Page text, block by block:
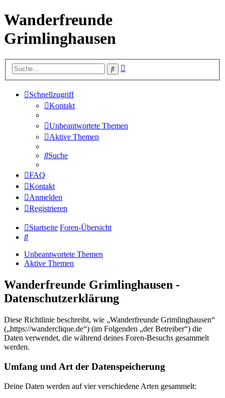
Wanderfreunde
Grimlinghausen
Suche
Schnellzugriff
Kontakt
Unbeantwortete Themen
Aktive Themen
Suche
FAQ
Kontakt
Anmelden
Registrieren
Startseite Foren-Übersicht
Suche
Unbeantwortete Themen
Aktive Themen
Wanderfreunde Grimlinghausen -
Datenschutzerklärung
Diese Richtlinie beschreibt, wie „Wanderfreunde Grimlinghausen“
(„https://wanderclique.de“) (im Folgenden „der Betreiber“) die
Daten verwendet, die während deines Foren-Besuchs gesammelt
werden.
Umfang und Art der Datenspeicherung
Deine Daten werden auf vier verschiedene Arten gesammelt: